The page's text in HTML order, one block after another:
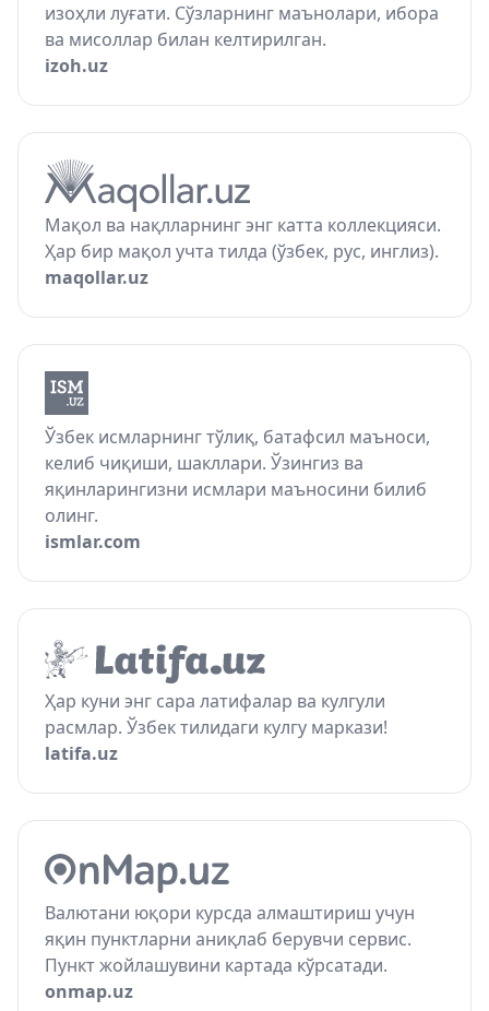
изоҳли луғати. Сўзларнинг маънолари, ибора
ва мисоллар билан келтирилган.
izoh.uz
Мақол ва нақлларнинг энг катта коллекцияси.
Ҳар бир мақол учта тилда (ўзбек, рус, инглиз).
maqollar.uz
Ўзбек исмларнинг тўлиқ, батафсил маъноси,
келиб чиқиши, шакллари. Ўзингиз ва
яқинларингизни исмлари маъносини билиб
олинг.
ismlar.com
Ҳар куни энг сара латифалар ва кулгули
расмлар. Ўзбек тилидаги кулгу маркази!
latifa.uz
Валютани юқори курсда алмаштириш учун
яқин пунктларни аниқлаб берувчи сервис.
Пункт жойлашувини картада кўрсатади.
onmap.uz